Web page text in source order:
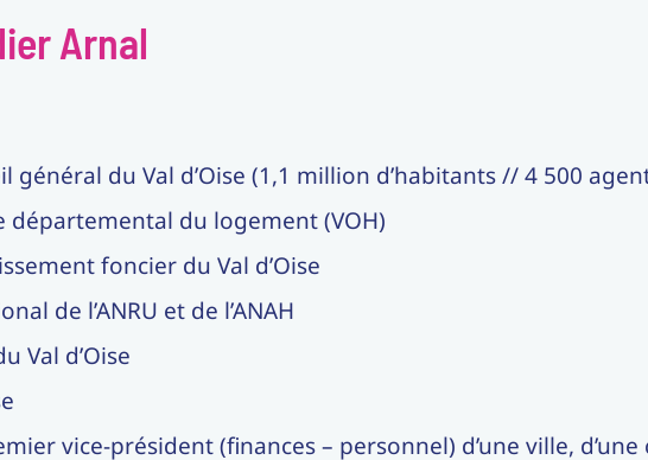
Arnal
général du Val d’Oise (1,1 million d’habitants // 4 500
départemental du logement (VOH)
foncier du Val d’Oise
de l’ANRU et de l’ANAH
Val d’Oise
vice-président (finances – personnel) d’une ville,